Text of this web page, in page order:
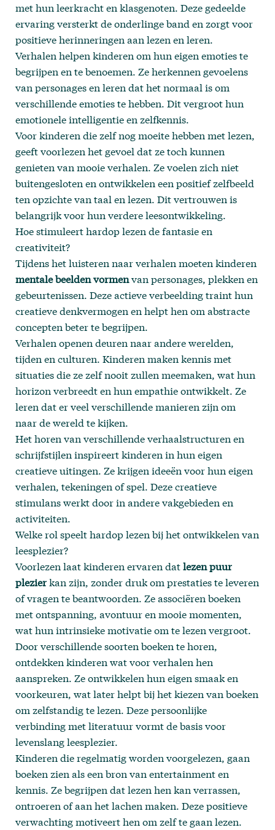
met hun leerkracht en klasgenoten. Deze gedeelde
ervaring versterkt de onderlinge band en zorgt voor
positieve herinneringen aan lezen en leren.
Verhalen helpen kinderen om hun eigen emoties te
begrijpen en te benoemen. Ze herkennen gevoelens
van personages en leren dat het normaal is om
verschillende emoties te hebben. Dit vergroot hun
emotionele intelligentie en zelfkennis.
Voor kinderen die zelf nog moeite hebben met lezen,
geeft voorlezen het gevoel dat ze toch kunnen
genieten van mooie verhalen. Ze voelen zich niet
buitengesloten en ontwikkelen een positief zelfbeeld
ten opzichte van taal en lezen. Dit vertrouwen is
belangrijk voor hun verdere leesontwikkeling.
Hoe stimuleert hardop lezen de fantasie en
creativiteit?
Tijdens het luisteren naar verhalen moeten kinderen
mentale beelden vormenvan personages, plekken en
gebeurtenissen. Deze actieve verbeelding traint hun
creatieve denkvermogen en helpt hen om abstracte
concepten beter te begrijpen.
Verhalen openen deuren naar andere werelden,
tijden en culturen. Kinderen maken kennis met
situaties die ze zelf nooit zullen meemaken, wat hun
horizon verbreedt en hun empathie ontwikkelt. Ze
leren dat er veel verschillende manieren zijn om
naar de wereld te kijken.
Het horen van verschillende verhaalstructuren en
schrijfstijlen inspireert kinderen in hun eigen
creatieve uitingen. Ze krijgen ideeën voor hun eigen
verhalen, tekeningen of spel. Deze creatieve
stimulans werkt door in andere vakgebieden en
activiteiten.
Welke rol speelt hardop lezen bij het ontwikkelen van
leesplezier?
Voorlezen laat kinderen ervaren datlezen puur
plezierkan zijn, zonder druk om prestaties te leveren
of vragen te beantwoorden. Ze associëren boeken
met ontspanning, avontuur en mooie momenten,
wat hun intrinsieke motivatie om te lezen vergroot.
Door verschillende soorten boeken te horen,
ontdekken kinderen wat voor verhalen hen
aanspreken. Ze ontwikkelen hun eigen smaak en
voorkeuren, wat later helpt bij het kiezen van boeken
om zelfstandig te lezen. Deze persoonlijke
verbinding met literatuur vormt de basis voor
levenslang leesplezier.
Kinderen die regelmatig worden voorgelezen, gaan
boeken zien als een bron van entertainment en
kennis. Ze begrijpen dat lezen hen kan verrassen,
ontroeren of aan het lachen maken. Deze positieve
verwachting motiveert hen om zelf te gaan lezen.